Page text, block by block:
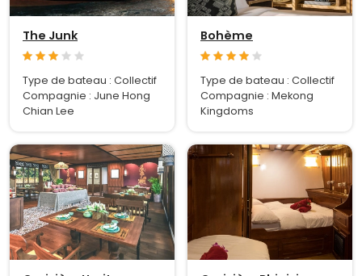
The Junk
Type de bateau : Collectif
Compagnie : June Hong
Chian Lee
Bohème
Type de bateau : Collectif
Compagnie : Mekong
Kingdoms